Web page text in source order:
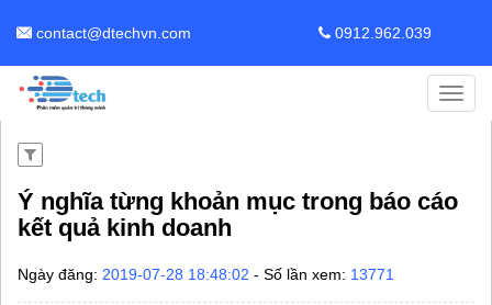
contact@dtechvn.com 0912.962.039
​​​​​​​Ý nghĩa từng khoản mục trong báo cáo
kết quả kinh doanh
Ngày đăng: 2019-07-28 18:48:02 - Số lần xem: 13771